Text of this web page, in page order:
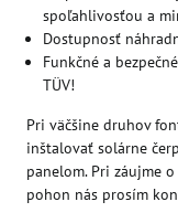
spoľahlivosťou a
Dostupnosť
Funkčné a
TÜV!
Pri väčšine druhov
inštalovať solárne
panelom. Pri záujme
pohon nás prosím